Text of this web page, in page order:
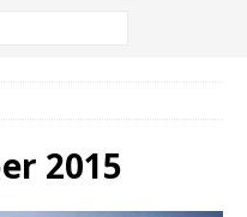
2015